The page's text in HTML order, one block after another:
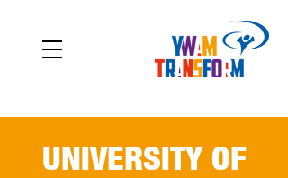
UNIVERSITY OF